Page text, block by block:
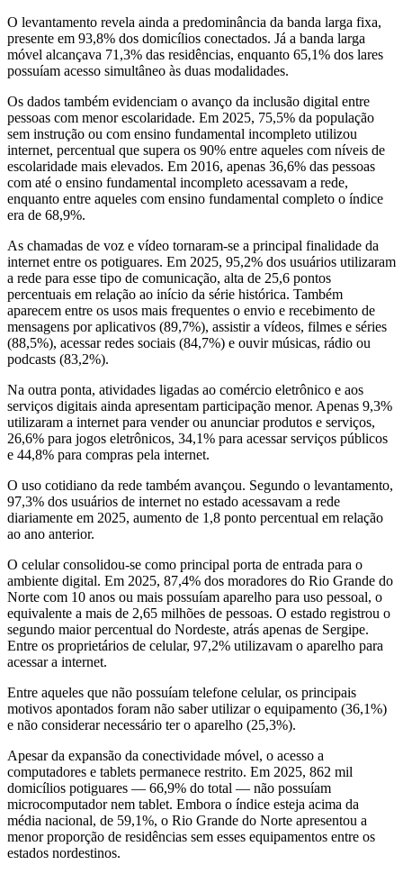
O levantamento revela ainda a predominância da banda larga fixa,
presente em 93,8% dos domicílios conectados. Já a banda larga
móvel alcançava 71,3% das residências, enquanto 65,1% dos lares
possuíam acesso simultâneo às duas modalidades.
Os dados também evidenciam o avanço da inclusão digital entre
pessoas com menor escolaridade. Em 2025, 75,5% da população
sem instrução ou com ensino fundamental incompleto utilizou
internet, percentual que supera os 90% entre aqueles com níveis de
escolaridade mais elevados. Em 2016, apenas 36,6% das pessoas
com até o ensino fundamental incompleto acessavam a rede,
enquanto entre aqueles com ensino fundamental completo o índice
era de 68,9%.
As chamadas de voz e vídeo tornaram-se a principal finalidade da
internet entre os potiguares. Em 2025, 95,2% dos usuários utilizaram
a rede para esse tipo de comunicação, alta de 25,6 pontos
percentuais em relação ao início da série histórica. Também
aparecem entre os usos mais frequentes o envio e recebimento de
mensagens por aplicativos (89,7%), assistir a vídeos, filmes e séries
(88,5%), acessar redes sociais (84,7%) e ouvir músicas, rádio ou
podcasts (83,2%).
Na outra ponta, atividades ligadas ao comércio eletrônico e aos
serviços digitais ainda apresentam participação menor. Apenas 9,3%
utilizaram a internet para vender ou anunciar produtos e serviços,
26,6% para jogos eletrônicos, 34,1% para acessar serviços públicos
e 44,8% para compras pela internet.
O uso cotidiano da rede também avançou. Segundo o levantamento,
97,3% dos usuários de internet no estado acessavam a rede
diariamente em 2025, aumento de 1,8 ponto percentual em relação
ao ano anterior.
O celular consolidou-se como principal porta de entrada para o
ambiente digital. Em 2025, 87,4% dos moradores do Rio Grande do
Norte com 10 anos ou mais possuíam aparelho para uso pessoal, o
equivalente a mais de 2,65 milhões de pessoas. O estado registrou o
segundo maior percentual do Nordeste, atrás apenas de Sergipe.
Entre os proprietários de celular, 97,2% utilizavam o aparelho para
acessar a internet.
Entre aqueles que não possuíam telefone celular, os principais
motivos apontados foram não saber utilizar o equipamento (36,1%)
e não considerar necessário ter o aparelho (25,3%).
Apesar da expansão da conectividade móvel, o acesso a
computadores e tablets permanece restrito. Em 2025, 862 mil
domicílios potiguares — 66,9% do total — não possuíam
microcomputador nem tablet. Embora o índice esteja acima da
média nacional, de 59,1%, o Rio Grande do Norte apresentou a
menor proporção de residências sem esses equipamentos entre os
estados nordestinos.